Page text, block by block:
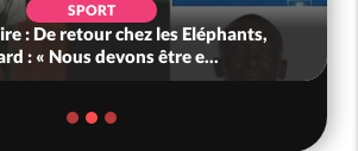
SPORT
: De retour chez les Eléphants,
: « Nous devons être e...